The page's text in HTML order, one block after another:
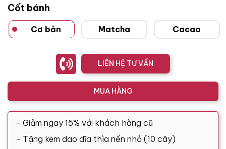
Cốt bánh
Cơ bản Matcha Cacao
LIÊN HỆ TƯ VẤN
MUA HÀNG
- Giảm ngay 15% với khách hàng cũ
- Tặng kem dao dĩa thìa nến nhỏ (10 cây)